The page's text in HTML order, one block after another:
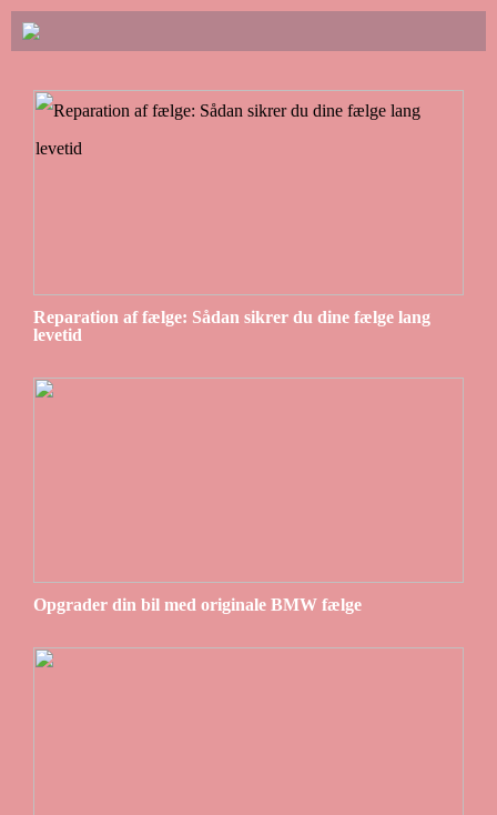
Reparation af fælge: Sådan sikrer du dine fælge lang
levetid
Opgrader din bil med originale BMW fælge